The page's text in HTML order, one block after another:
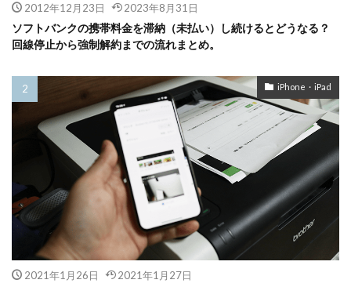
2012年12月23日 2023年8月31日
ソフトバンクの携帯料金を滞納（未払い）し続けるとどうなる？
回線停止から強制解約までの流れまとめ。
iPhone・iPad
2021年1月26日 2021年1月27日